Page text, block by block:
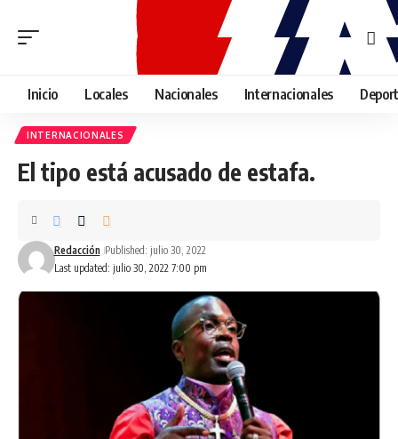
Inicio Locales Nacionales Internacionales
INTERNACIONALES
El tipo está acusado de estafa.
Last updated: julio 30, 2022 7:00 pm
Redacción Published: julio 30, 2022